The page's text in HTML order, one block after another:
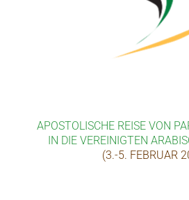
APOSTOLISCHE REISE VON
IN DIE VEREINIGTEN
(3.-5. FEBRUAR